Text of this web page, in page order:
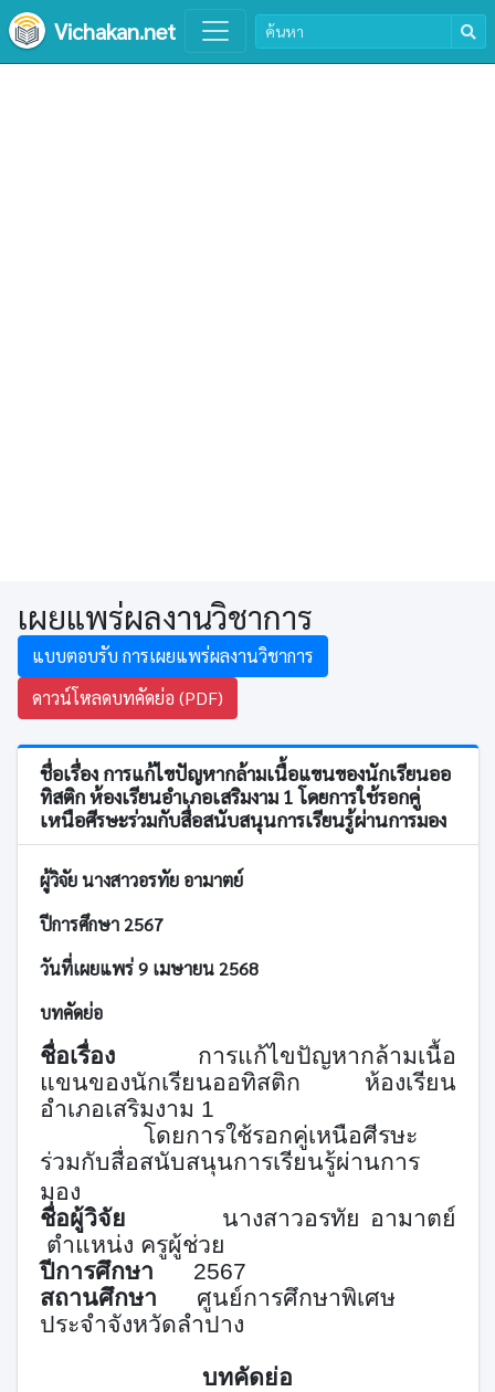
Vichakan.net
เผยแพร่ผลงานวิชาการ
แบบตอบรับ การเผยแพร่ผลงานวิชาการ
ดาวน์โหลดบทคัดย่อ (PDF)
ชื่อเรื่อง การแก้ไขปัญหากล้ามเนื้อแขนของนักเรียนออ
ทิสติก ห้องเรียนอำเภอเสริมงาม 1 โดยการใช้รอกคู่
เหนือศีรษะร่วมกับสื่อสนับสนุนการเรียนรู้ผ่านการมอง
ผู้วิจัย นางสาวอรทัย อามาตย์
ปีการศึกษา 2567
วันที่เผยแพร่ 9 เมษายน 2568
บทคัดย่อ
ชื่อเรื่อง
การแก้ไขปัญหากล้ามเนื้อ
แขนของนักเรียนออทิสติก ห้องเรียน
อำเภอเสริมงาม 1
โดยการใช้รอกคู่เหนือศีรษะ
ร่วมกับสื่อสนับสนุนการเรียนรู้ผ่านการ
มอง
ชื่อผู้วิจัย นางสาวอรทัย อามาตย์
ตำแหน่ง ครูผู้ช่วย
ปีการศึกษา 2567
สถานศึกษา
ศูนย์การศึกษาพิเศษ
ประจำจังหวัดลำปาง
บทคัดย่อ